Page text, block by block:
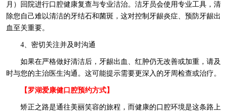
月）回院进行口腔健康复查与专业洁治。洁牙员会使用专业工具，清
除您自己难以清洁的牙结石和菌斑，这对控制牙龈炎症、预防牙龈出
血至关重要。
4、密切关注并及时沟通
如果在严格做好清洁后，牙龈出血、红肿仍无改善或加重，请及
时与您的主治医生沟通。这可能提示需要更深入的牙周检查或治疗。
【罗湖爱康健口腔预约方式】
矫正之路是通往美丽笑容的旅程，而健康的口腔环境是这条路上